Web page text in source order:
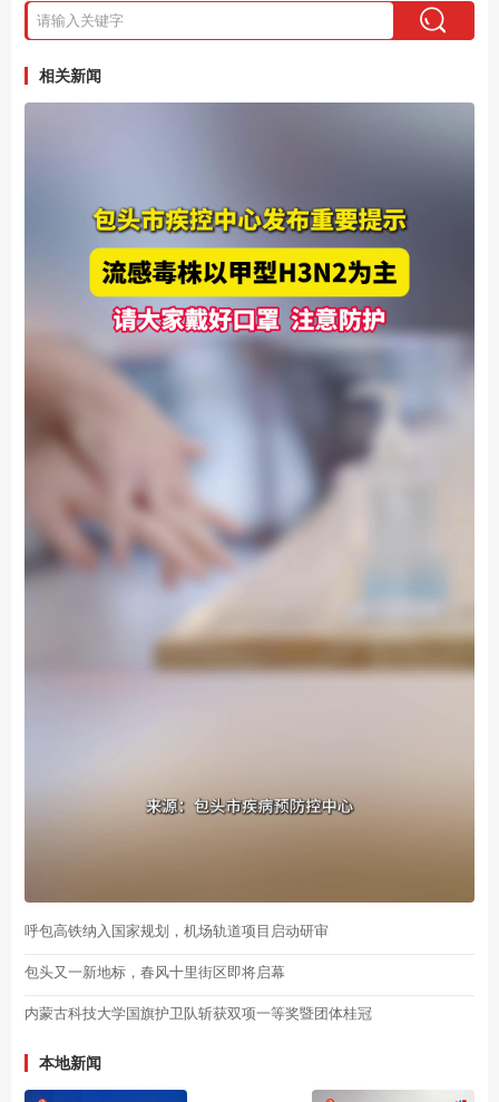
相关新闻
呼包高铁纳入国家规划，机场轨道项目启动研审
包头又一新地标，春风十里街区即将启幕
内蒙古科技大学国旗护卫队斩获双项一等奖暨团体桂冠
本地新闻